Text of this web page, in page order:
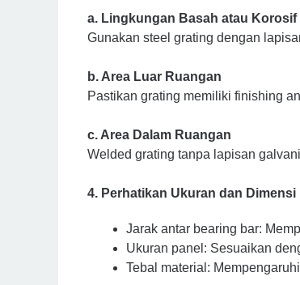
a. Lingkungan Basah atau Korosif
Gunakan steel grating dengan
b. Area Luar Ruangan
Pastikan grating memiliki finishing
c. Area Dalam Ruangan
Welded grating tanpa lapisan
4. Perhatikan Ukuran dan Dimensi
Jarak antar bearing bar:
Ukuran panel: Sesuaikan
Tebal material: